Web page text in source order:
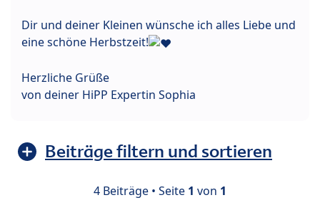
Dir und deiner Kleinen wünsche ich alles Liebe und
eine schöne Herbstzeit!
Herzliche Grüße
von deiner HiPP Expertin Sophia
Beiträge filtern und sortieren
4 Beiträge • Seite 1 von 1